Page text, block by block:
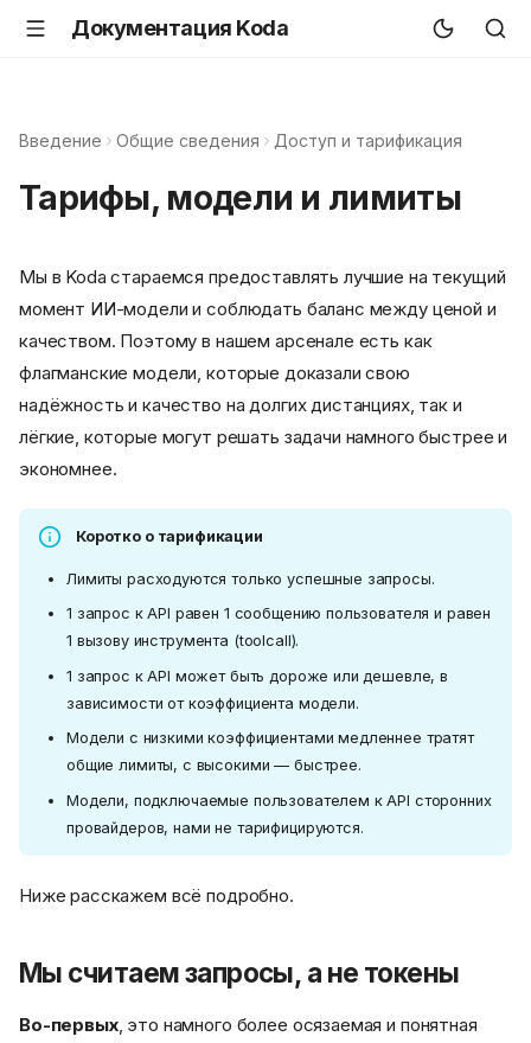
Документация Koda
Введение Общие сведения Доступ и тарификация
Тарифы, модели и лимиты
Мы в Koda стараемся предоставлять лучшие на текущий
момент ИИ-модели и соблюдать баланс между ценой и
качеством. Поэтому в нашем арсенале есть как
флагманские модели, которые доказали свою
надёжность и качество на долгих дистанциях, так и
лёгкие, которые могут решать задачи намного быстрее и
экономнее.
Коротко о тарификации
Лимиты расходуются только успешные запросы.
1 запрос к API равен 1 сообщению пользователя и равен
1 вызову инструмента (toolcall).
1 запрос к API может быть дороже или дешевле, в
зависимости от коэффициента модели.
Модели с низкими коэффициентами медленнее тратят
общие лимиты, с высокими — быстрее.
Модели, подключаемые пользователем к API сторонних
провайдеров, нами не тарифицируются.
Ниже расскажем всё подробно.
Мы считаем запросы, а не токены
Во-первых, это намного более осязаемая и понятная